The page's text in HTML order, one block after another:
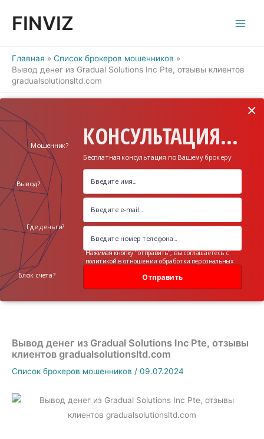
FINVIZ
Главная
Список брокеров мошенников
Вывод денег из Gradual Solutions Inc Pte, отзывы клиентов
gradualsolutionsltd.com
КОНСУЛЬТАЦИЯ...
Бесплатная консультация по Вашему брокеру
Мошенник?
Вывод?
Где деньги?
Блок счета? Отправить
×
Нажимая кнопку "отправить", вы соглашаетесь с
политикой в отношении обработки персональных
Вывод денег из Gradual Solutions Inc Pte, отзывы
клиентов gradualsolutionsltd.com
Список брокеров мошенников / 09.07.2024